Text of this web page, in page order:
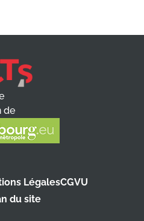
de
LégalesCGVU
du site